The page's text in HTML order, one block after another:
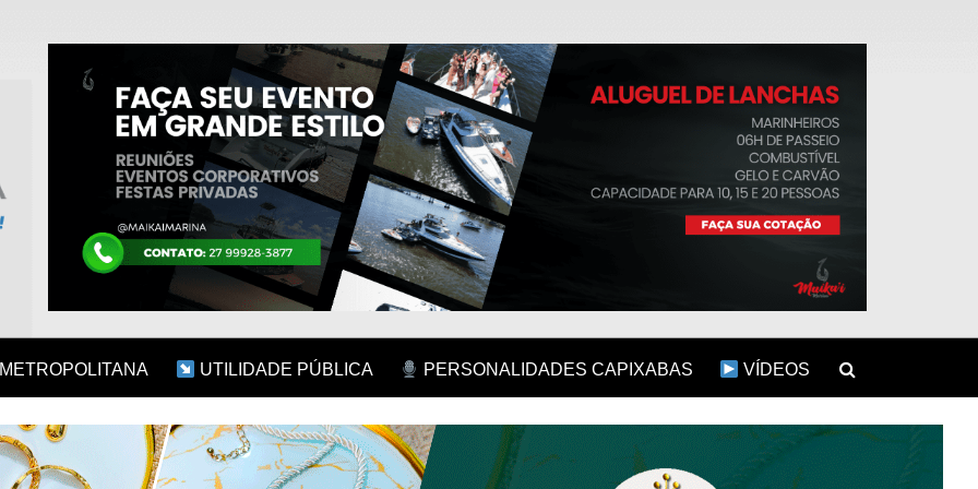
UTILIDADE PÚBLICA PERSONALIDADES CAPIXABAS VÍDEOS